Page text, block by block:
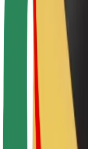
Projekt
Blog
Novosti
Misija
Odnosi
Vodstvo